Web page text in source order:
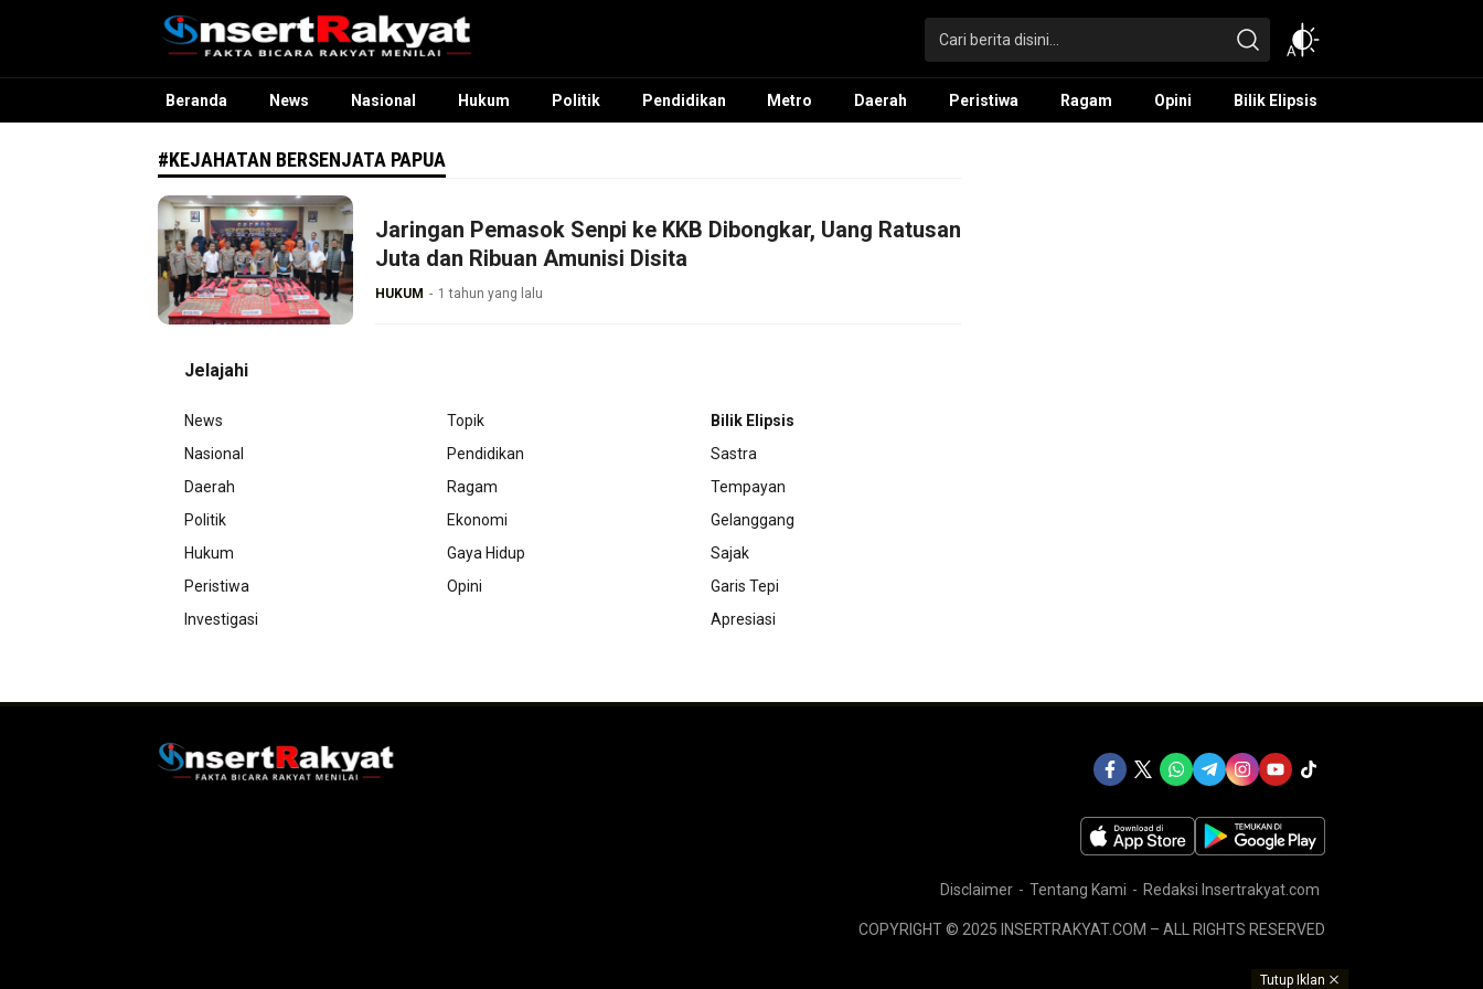
InsertRakyat.com
Fakta Bicara Rakyat Menilai
Beranda News Nasional Hukum Politik Pendidikan Metro Daerah Peristiwa Ragam Opini Bilik Elipsis
#KEJAHATAN BERSENJATA PAPUA
Jaringan Pemasok Senpi ke KKB Dibongkar, Uang Ratusan
Juta dan Ribuan Amunisi Disita
HUKUM 1 tahun yang lalu
Jelajahi
News
Nasional
Daerah
Politik
Hukum
Peristiwa
Investigasi
Topik
Pendidikan
Ragam
Ekonomi
Gaya Hidup
Opini
Bilik Elipsis
Sastra
Tempayan
Gelanggang
Sajak
Garis Tepi
Apresiasi
Disclaimer Tentang Kami Redaksi Insertrakyat.com
COPYRIGHT © 2025 INSERTRAKYAT.COM – ALL RIGHTS RESERVED
Tutup Iklan